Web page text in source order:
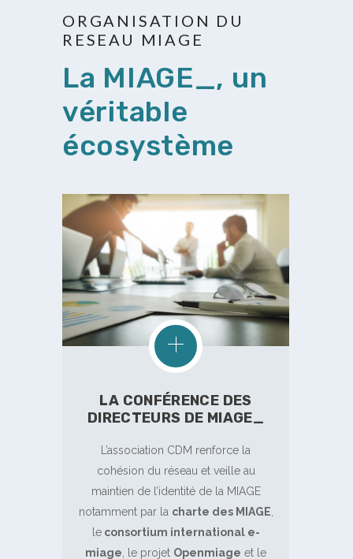
ORGANISATION DU
RESEAU MIAGE
La MIAGE_, un
véritable
écosystème
LA CONFÉRENCE DES
DIRECTEURS DE MIAGE_
L’association CDM renforce la
cohésion du réseau et veille au
maintien de l’identité de la MIAGE
notamment par la charte des MIAGE
leconsortium international e-
miage , le projet Openmiage et le